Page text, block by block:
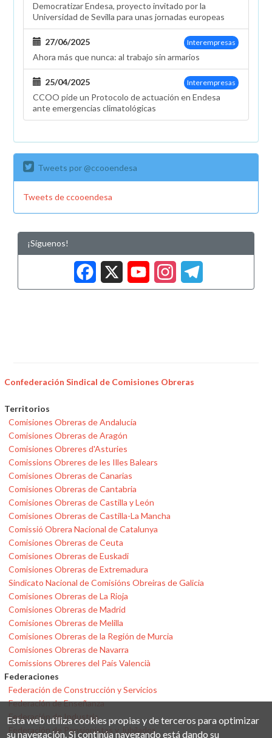
Democratizar Endesa, proyecto invitado por la
Universidad de Sevilla para unas jornadas europeas
Interempresas
27/06/2025
Ahora más que nunca: al trabajo sin armarios
Interempresas
25/04/2025
CCOO pide un Protocolo de actuación en Endesa
ante emergencias climatológicas
Tweets por @ccooendesa
Tweets de ccooendesa
¡Síguenos!
Facebook
X
Confederación Sindical de Comisiones Obreras
Territorios
Comisiones Obreras de Andalucía
Comisiones Obreras de Aragón
Comisiones Obreres d'Asturies
Comissions Obreres de les Illes Balears
Comisiones Obreras de Canarias
Comisiones Obreras de Cantabria
Comisiones Obreras de Castilla y León
Comisiones Obreras de Castilla-La Mancha
Comissió Obrera Nacional de Catalunya
Comisiones Obreras de Ceuta
Comisiones Obreras de Euskadi
Comisiones Obreras de Extremadura
Sindicato Nacional de Comisións Obreiras de Galicia
Comisiones Obreras de La Rioja
Comisiones Obreras de Madrid
Comisiones Obreras de Melilla
Comisiones Obreras de la Región de Murcia
Comisiones Obreras de Navarra
Comissions Obreres del País Valencià
Federaciones
Federación de Construcción y Servicios
Federación de Enseñanza
Federación de Industria
Federación de Pensionistas y Jubilados
Esta web utiliza cookies propias y de terceros para optimizar
su navegación. Si continúa navegando está dando su